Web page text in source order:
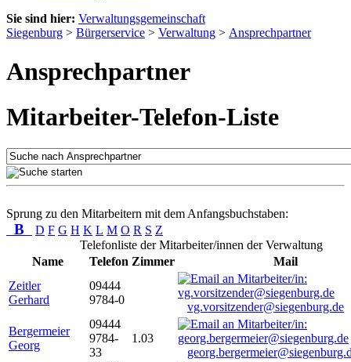
Sie sind hier: Verwaltungsgemeinschaft
Siegenburg > Bürgerservice > Verwaltung > Ansprechpartner
Ansprechpartner
Mitarbeiter-Telefon-Liste
Sprung zu den Mitarbeitern mit dem Anfangsbuchstaben:
B D F G H K L M O R S Z
Telefonliste der Mitarbeiter/innen der Verwaltung
Name
Telefon Zimmer
Mail
Zeitler
Gerhard
09444
9784-0
vg.vorsitzender@siegenburg.de
Bergermeier
Georg
09444
9784-
33
1.03